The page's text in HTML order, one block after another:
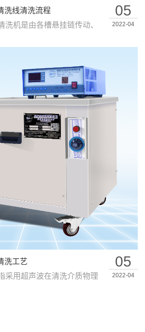
05
2022-04
洗线清洗流程
洗机是由各槽悬挂链传动、
05
2022-04
洗工艺
采用超声波在清洗介质物理